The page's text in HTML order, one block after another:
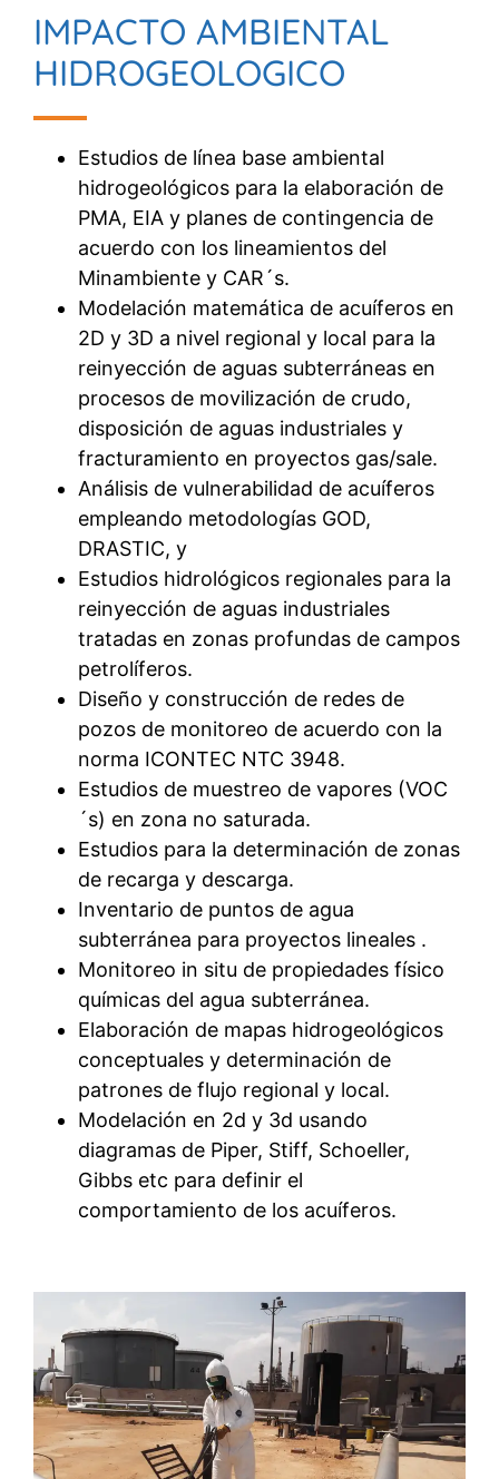
IMPACTO AMBIENTAL
HIDROGEOLOGICO
Estudios de línea base ambiental
hidrogeológicos para la elaboración de
PMA, EIA y planes de contingencia de
acuerdo con los lineamientos del
Minambiente y CAR´s.
Modelación matemática de acuíferos en
2D y 3D a nivel regional y local para la
reinyección de aguas subterráneas en
procesos de movilización de crudo,
disposición de aguas industriales y
fracturamiento en proyectos gas/sale.
Análisis de vulnerabilidad de acuíferos
empleando metodologías GOD,
DRASTIC, y
Estudios hidrológicos regionales para la
reinyección de aguas industriales
tratadas en zonas profundas de campos
petrolíferos.
Diseño y construcción de redes de
pozos de monitoreo de acuerdo con la
norma ICONTEC NTC 3948.
Estudios de muestreo de vapores (VOC
´s) en zona no saturada.
Estudios para la determinación de zonas
de recarga y descarga.
Inventario de puntos de agua
subterránea para proyectos lineales .
Monitoreo in situ de propiedades físico
químicas del agua subterránea.
Elaboración de mapas hidrogeológicos
conceptuales y determinación de
patrones de flujo regional y local.
Modelación en 2d y 3d usando
diagramas de Piper, Stiff, Schoeller,
Gibbs etc para definir el
comportamiento de los acuíferos.